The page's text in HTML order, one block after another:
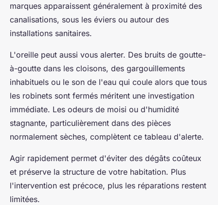
marques apparaissent généralement à proximité des
canalisations, sous les éviers ou autour des
installations sanitaires.
L'oreille peut aussi vous alerter. Des bruits de goutte-
à-goutte dans les cloisons, des gargouillements
inhabituels ou le son de l'eau qui coule alors que tous
les robinets sont fermés méritent une investigation
immédiate. Les odeurs de moisi ou d'humidité
stagnante, particulièrement dans des pièces
normalement sèches, complètent ce tableau d'alerte.
Agir rapidement permet d'éviter des dégâts coûteux
et préserve la structure de votre habitation. Plus
l'intervention est précoce, plus les réparations restent
limitées.